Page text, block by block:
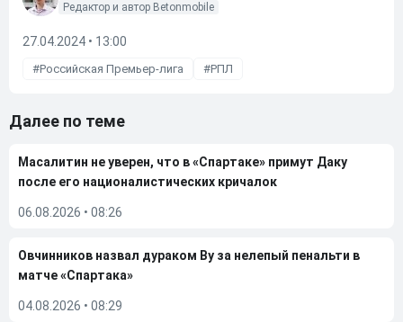
Редактор и автор Betonmobile
27.04.2024 • 13:00
Российская Премьер-лига РПЛ
Далее по теме
Масалитин не уверен, что в «Спартаке» примут Даку
после его националистических кричалок
06.08.2026 • 08:26
Овчинников назвал дураком Ву за нелепый пенальти в
матче «Спартака»
04.08.2026 • 08:29